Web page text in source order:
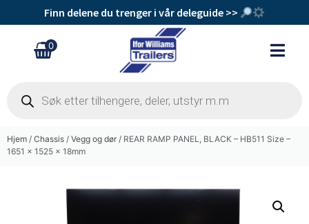
Finn delene du trenger i vår deleguide >>
0
Hjem / Chassis / Vegg og dør / REAR RAMP PANEL, BLACK – HB511 Size –
1651 x 1525 x 18mm